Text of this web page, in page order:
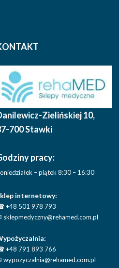
Zielińskiej 10,
700 Stawki
pracy:
– piątek 8:30 – 16:30
internetowy:
+48 501 978 793
sklepmedyczny@rehamed.com.pl
+48 791 893 766
wypozyczalnia@rehamed.com.pl